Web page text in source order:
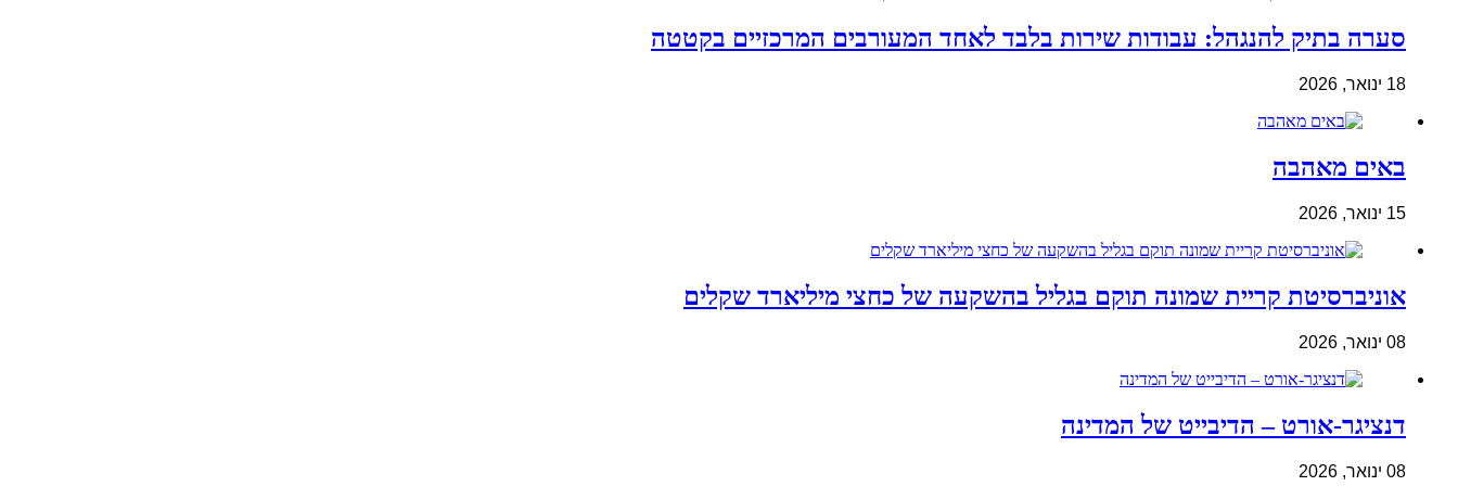
סערה בתיק להנגהל: עבודות שירות בלבד לאחד המעורבים המרכזיים בקטטה
18 ינואר, 2026
באים מאהבה
15 ינואר, 2026
אוניברסיטת קריית שמונה תוקם בגליל בהשקעה של כחצי מיליארד שקלים
08 ינואר, 2026
דנציגר-אורט – הדיבייט של המדינה
08 ינואר, 2026